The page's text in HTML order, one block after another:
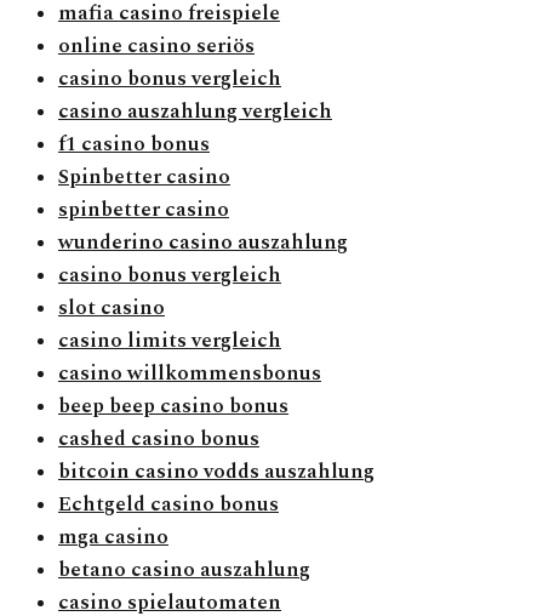
mafia casino freispiele
online casino seriös
casino bonus vergleich
casino auszahlung vergleich
f1 casino bonus
Spinbetter casino
spinbetter casino
wunderino casino auszahlung
casino bonus vergleich
slot casino
casino limits vergleich
casino willkommensbonus
beep beep casino bonus
cashed casino bonus
bitcoin casino vodds auszahlung
Echtgeld casino bonus
mga casino
betano casino auszahlung
casino spielautomaten